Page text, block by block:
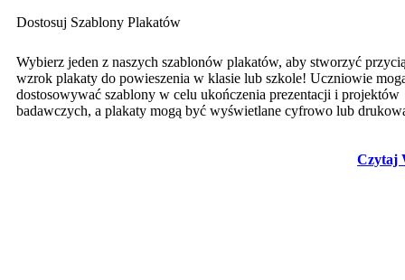
Dostosuj Szablony Plakatów
Wybierz jeden z naszych szablonów plakatów, aby stworzyć
wzrok plakaty do powieszenia w klasie lub szkole! Uczniowie
dostosowywać szablony w celu ukończenia prezentacji i projektów
badawczych, a plakaty mogą być wyświetlane cyfrowo lub
Czytaj